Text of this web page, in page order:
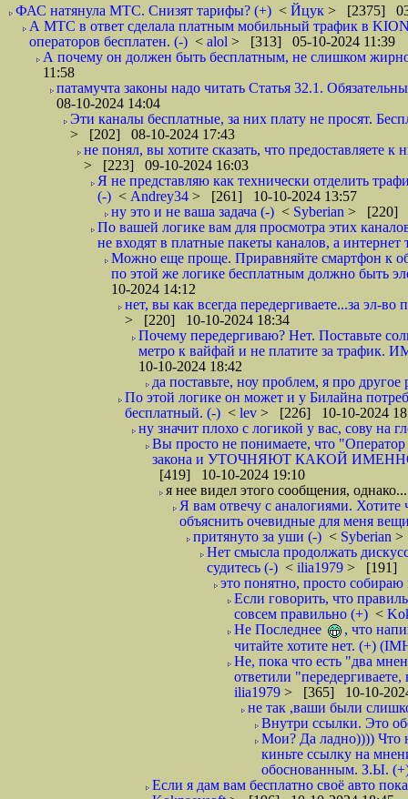
ФАС натянула МТС. Снизят тарифы? (+) < Йцук > [2375]
А МТС в ответ сделала платным мобильный трафик в
операторов бесплатен. (-) < alol > [313] 05-10-2024 11:39
А почему он должен быть бесплатным, не слишком
11:58
патамучта законы надо читать Статья 32.1.
08-10-2024 14:04
Эти каналы бесплатные, за них плату не просят.
> [202] 08-10-2024 17:43
не понял, вы хотите сказать, что предоставляете
> [223] 09-10-2024 16:03
Я не представляю как технически отделить
(-) < Andrey34 > [261] 10-10-2024 13:57
ну это и не ваша задача (-) < Syberian > [220]
По вашей логике вам для просмотра этих
не входят в платные пакеты каналов, а интернет
Можно еще проще. Приравняйте смартфон к
по этой же логике бесплатным должно быть
10-2024 14:12
нет, вы как всегда передергиваете...за эл-
> [220] 10-10-2024 18:34
Почему передергиваю? Нет. Поставьте
метро к вайфай и не платите за трафик.
10-10-2024 18:42
да поставьте, ноу проблем, я про другое
По этой логике он может и у Билайна
бесплатный. (-) < lev > [226] 10-10-2024
ну значит плохо с логикой у вас, сову на
Вы просто не понимаете, что
закона и УТОЧНЯЮТ КАКОЙ ИМЕННО
[419] 10-10-2024 19:10
я нее видел этого сообщения,
Я вам отвечу с аналогиями. Хотите
объяснить очевидные для меня
притянуто за уши (-) < Syberian >
Нет смысла продолжать
судитесь (-) < ilia1979 > [191]
это понятно, просто
Если говорить, что
совсем правильно (+) <
Не Последнее
, что
читайте хотите нет. (+)
Не, пока что есть "два
ответили
ilia1979 > [365] 10-10-
не так ,ваши были
Внутри ссылки. Это
Мои? Да ладно)))) Что
киньте ссылку на
обоснованным. З.Ы.
Если я дам вам бесплатно своё авто